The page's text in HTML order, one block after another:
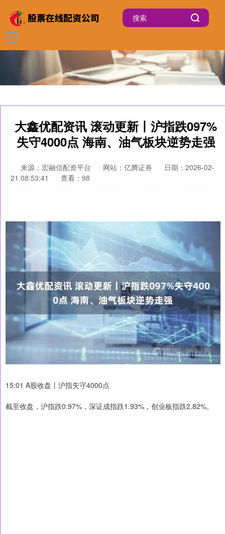
大鑫优配资讯 滚动更新丨沪指跌097%
失守4000点 海南、油气板块逆势走强
来源：宏融信配资平台 网站：亿腾证券
日期：2026-02-
21 08:53:41
查看：98
15:01 A股收盘丨沪指失守4000点
截至收盘，沪指跌0.97%，深证成指跌1.93%，创业板指跌2.82%。